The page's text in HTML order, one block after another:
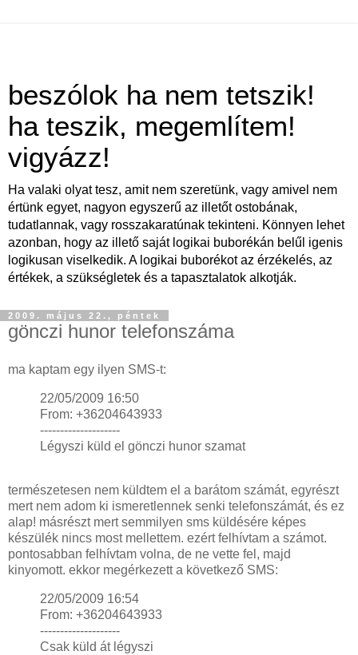
beszólok ha nem tetszik!
ha teszik, megemlítem!
vigyázz!
Ha valaki olyat tesz, amit nem szeretünk, vagy amivel nem
értünk egyet, nagyon egyszerű az illetőt ostobának,
tudatlannak, vagy rosszakaratúnak tekinteni. Könnyen lehet
azonban, hogy az illető saját logikai buborékán belűl igenis
logikusan viselkedik. A logikai buborékot az érzékelés, az
értékek, a szükségletek és a tapasztalatok alkotják.
2009. május 22., péntek
gönczi hunor telefonszáma
ma kaptam egy ilyen SMS-t:
22/05/2009 16:50
From: +36204643933
--------------------
Légyszi küld el gönczi hunor szamat
természetesen nem küldtem el a barátom számát, egyrészt
mert nem adom ki ismeretlennek senki telefonszámát, és ez
alap! másrészt mert semmilyen sms küldésére képes
készülék nincs most mellettem. ezért felhívtam a számot.
pontosabban felhívtam volna, de ne vette fel, majd
kinyomott. ekkor megérkezett a következő SMS:
22/05/2009 16:54
From: +36204643933
--------------------
Csak küld át légyszi